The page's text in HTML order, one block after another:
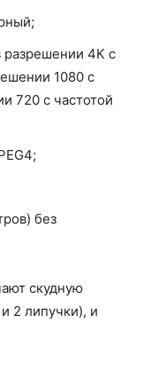
разрешении 4K с
1080 с
720 с частотой
без
скудную
2 липучки), и